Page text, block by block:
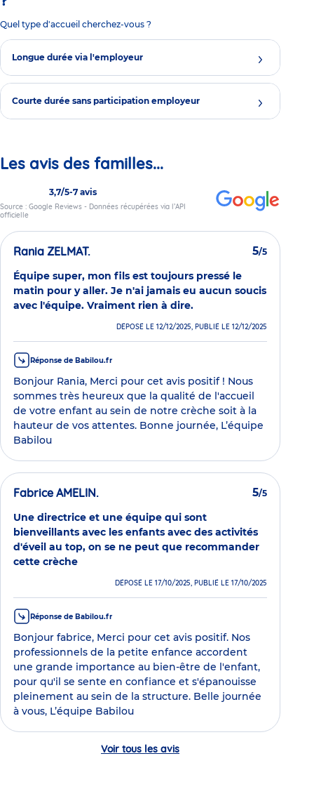
Quel type d'accueil cherchez-vous ?
Longue durée via l'employeur
Courte durée sans participation employeur
Les avis des familles...
3,7/5-7 avis
Source : Google Reviews - Données récupérées via l’API
officielle
Rania ZELMAT. 5/5
Équipe super, mon fils est toujours pressé le
matin pour y aller. Je n'ai jamais eu aucun soucis
avec l'équipe. Vraiment rien à dire.
DÉPOSÉ LE 12/12/2025, PUBLIÉ LE 12/12/2025
Réponse de Babilou.fr
Bonjour Rania, Merci pour cet avis positif ! Nous
sommes très heureux que la qualité de l'accueil
de votre enfant au sein de notre crèche soit à la
hauteur de vos attentes. Bonne journée, L’équipe
Babilou
Fabrice AMELIN. 5/5
Une directrice et une équipe qui sont
bienveillants avec les enfants avec des activités
d'éveil au top, on se ne peut que recommander
cette crèche
DÉPOSÉ LE 17/10/2025, PUBLIÉ LE 17/10/2025
Réponse de Babilou.fr
Bonjour fabrice, Merci pour cet avis positif. Nos
professionnels de la petite enfance accordent
une grande importance au bien-être de l'enfant,
pour qu'il se sente en confiance et s'épanouisse
pleinement au sein de la structure. Belle journée
à vous, L’équipe Babilou
Voir tous les avis